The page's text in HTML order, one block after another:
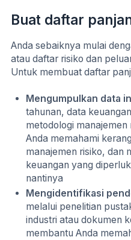
Buat daftar
Anda sebaiknya mulai
atau daftar risiko dan
Untuk membuat daftar
Mengumpulkan data
tahunan, data
metodologi
Anda memahami
manajemen risiko, dan
keuangan yang
nantinya
Mengidentifikasi
melalui penelitian
industri atau dokumen
membantu Anda